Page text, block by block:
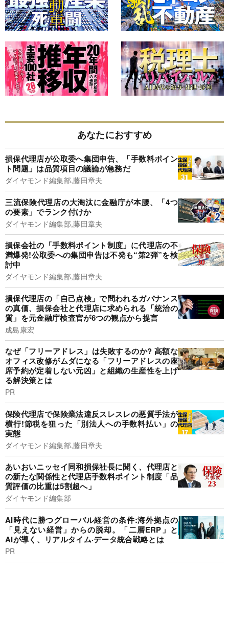
あなたにおすすめ
損保代理店が公取委へ集団申告、「手数料ポイン
ト問題」は品質項目の議論が急務だ
ダイヤモンド編集部,藤田章夫
三流保険代理店の大淘汰に金融庁が本腰、「4つ
の要素」でランク付けか
ダイヤモンド編集部,藤田章夫
損保会社の「手数料ポイント制度」に代理店の不
満爆発!公取委への集団申告は不発も“第2弾”を検
討中
ダイヤモンド編集部,藤田章夫
損保代理店の「自己点検」で問われるガバナンス
の真価、損保会社と代理店に求められる「統治の
質」を元金融庁検査官が6つの観点から提言
成島康宏
なぜ「フリーアドレス」は失敗するのか? 高額な
オフィス改修がムダになる「フリーアドレスの座
席予約が定着しない元凶」と組織の生産性を上げ
る解決策とは
PR
保険代理店で保険業法違反スレスレの悪質手法が
横行!節税を狙った「別法人への手数料払い」の
実態
ダイヤモンド編集部,藤田章夫
あいおいニッセイ同和損保社長に聞く、代理店と
の新たな関係性と代理店手数料ポイント制度「品
質評価の比重は5割超へ」
ダイヤモンド編集部
AI時代に勝つグローバル経営の条件:海外拠点の
「見えない経営」からの脱却。「二層ERP」と
AIが導く、リアルタイム·データ統合戦略とは
PR